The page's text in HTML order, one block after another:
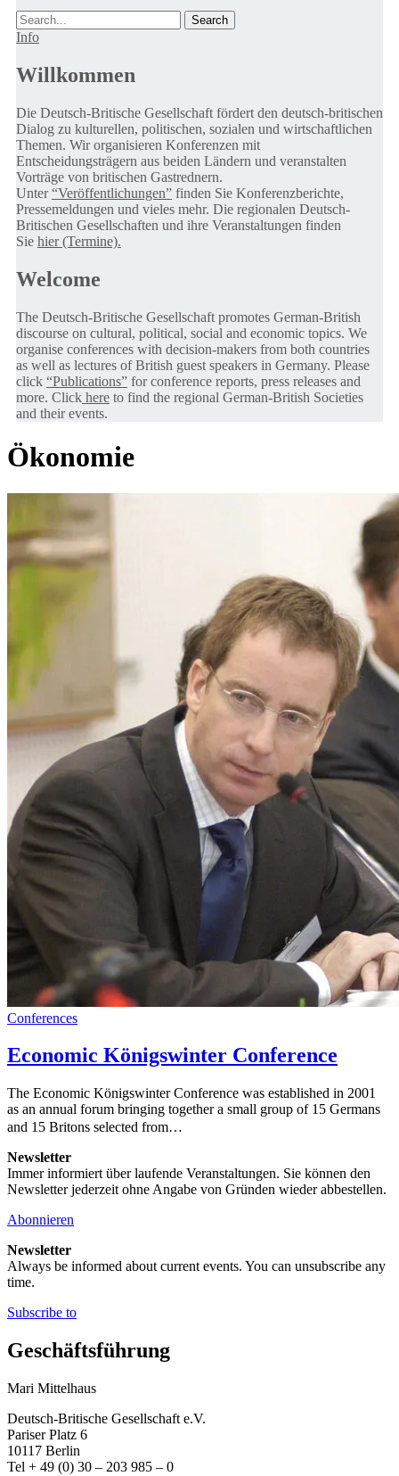
Search
Info
Willkommen
Die Deutsch-Britische Gesellschaft fördert den deutsch-britischen
Dialog zu kulturellen, politischen, sozialen und wirtschaftlichen
Themen. Wir organisieren Konferenzen mit
Entscheidungsträgern aus beiden Ländern und veranstalten
Vorträge von britischen Gastrednern.
Unter“Veröffentlichungen” finden Sie Konferenzberichte,
Pressemeldungen und vieles mehr. Die regionalen Deutsch-
Britischen Gesellschaften und ihre Veranstaltungen finden
Sie hier (Termine).
Welcome
The Deutsch-Britische Gesellschaft promotes German-British
discourse on cultural, political, social and economic topics. We
organise conferences with decision-makers from both countries
as well as lectures of British guest speakers in Germany. Please
click “Publications” for conference reports, press releases and
more. Click here to find the regional German-British Societies
and their events.
Ökonomie
Conferences
Economic Königswinter Conference
The Economic Königswinter Conference was established in 2001
as an annual forum bringing together a small group of 15 Germans
and 15 Britons selected from…
Newsletter
Immer informiert über laufende Veranstaltungen. Sie können den
Newsletter jederzeit ohne Angabe von Gründen wieder abbestellen.
Abonnieren
Newsletter
Always be informed about current events. You can unsubscribe any
time.
Subscribe to
Geschäftsführung
Mari Mittelhaus
Deutsch-Britische Gesellschaft e.V.
Pariser Platz 6
10117 Berlin
Tel + 49 (0) 30 – 203 985 – 0